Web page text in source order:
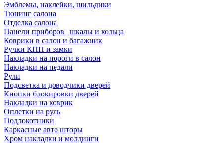
Эмблемы, наклейки, шильдики
Тюнинг салона
Отделка салона
Панели приборов | шкалы и кольца
Коврики в салон и багажник
Ручки КПП и замки
Накладки на пороги в салон
Накладки на педали
Рули
Подсветка и доводчики дверей
Кнопки блокировки дверей
Накладки на коврик
Оплетки на руль
Подлокотники
Каркасные авто шторы
Хром накладки и молдинги